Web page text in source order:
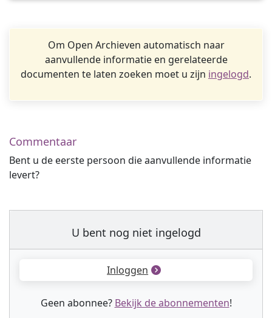
Om Open Archieven automatisch naar
aanvullende informatie en gerelateerde
documenten te laten zoeken moet u zijn ingelogd.
Commentaar
Bent u de eerste persoon die aanvullende informatie
levert?
U bent nog niet ingelogd
Inloggen
Geen abonnee? Bekijk de abonnementen!